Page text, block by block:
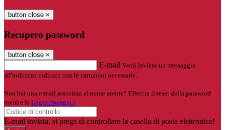
button close ×
Recupero password
button close ×
E-mail Verrà inviato un messaggio
all'indirizzo indicato con le istruzioni necessarie.
Non hai una e-mail associata al nome utente? Effettua il reset della password
tramite la Login Spaggiari
E-mail inviata, si prega di controllare la casella di posta elettronica!